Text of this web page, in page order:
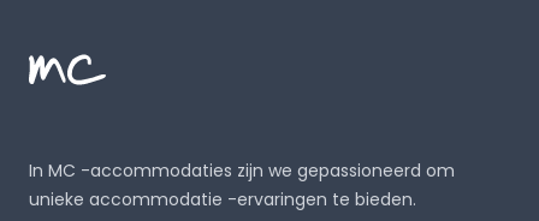
In MC -accommodaties zijn we gepassioneerd om
unieke accommodatie -ervaringen te bieden.